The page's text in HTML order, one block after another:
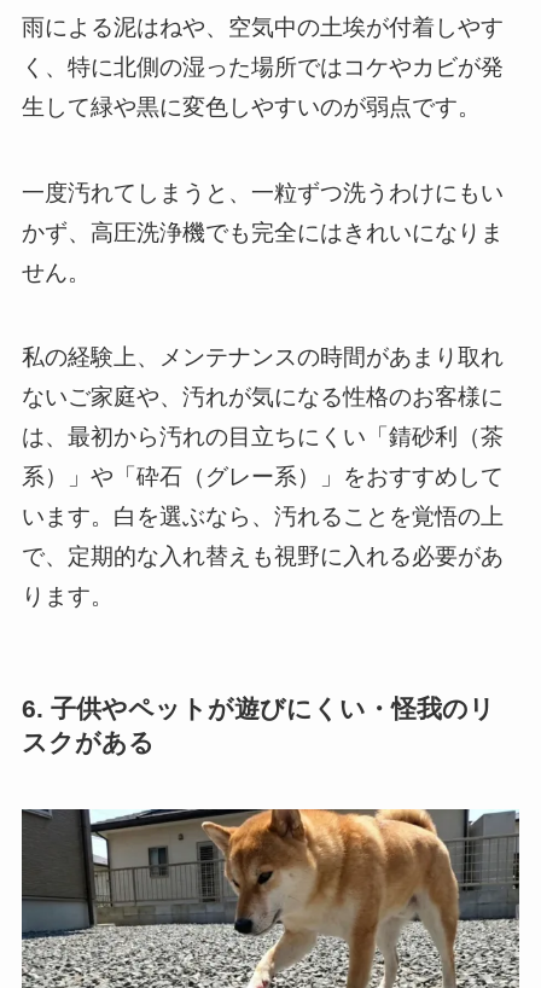
雨による泥はねや、空気中の土埃が付着しやす
く、特に北側の湿った場所ではコケやカビが発
生して緑や黒に変色しやすいのが弱点です。
一度汚れてしまうと、一粒ずつ洗うわけにもい
かず、高圧洗浄機でも完全にはきれいになりま
せん。
私の経験上、メンテナンスの時間があまり取れ
ないご家庭や、汚れが気になる性格のお客様に
は、最初から汚れの目立ちにくい「錆砂利（茶
系）」や「砕石（グレー系）」をおすすめして
います。白を選ぶなら、汚れることを覚悟の上
で、定期的な入れ替えも視野に入れる必要があ
ります。
6. 子供やペットが遊びにくい・怪我のリ
スクがある